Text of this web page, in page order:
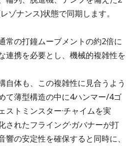
ゾナンス)状態で同期します。
常の打鐘ムーブメントの約2倍に
連携を必要とし、機械的複雑性を
自体も、この複雑性に見合うよう
て薄型構造の中に4ハンマー/4ゴ
ストミンスター·チャイムを実
されたフライング·ガバナーが打
の安定性を確保すると同時に、